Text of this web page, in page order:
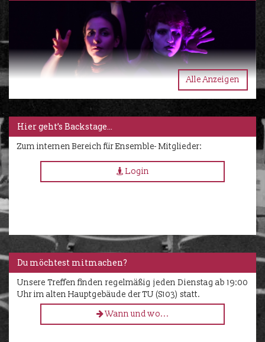
Alle Anzeigen
Hier geht’s Backstage…
Zum internen Bereich für Ensemble- Mitglieder:
Login
Du möchtest mitmachen?
Unsere Treffen finden regelmäßig jeden Dienstag ab 19:00
Uhr im alten Hauptgebäude der TU (S103) statt.
Wann und wo...